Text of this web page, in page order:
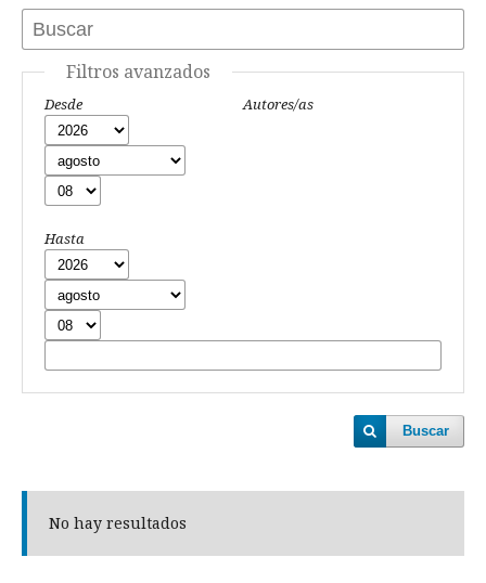
Filtros avanzados
Desde
Hasta
Autores/as
Buscar
No hay resultados